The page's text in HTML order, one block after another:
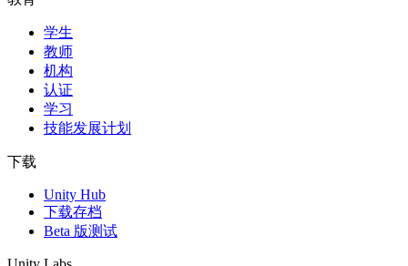
独立游戏
小团队也能做出大游戏
XR 游戏
跨平台发布 XR 游戏
多人游戏
简化多人游戏开发
学生
教师
机构
认证
学习
技能发展计划
下载
Unity Hub
下载存档
Beta 版测试